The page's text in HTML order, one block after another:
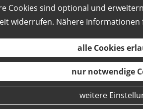
Cookies sind optional und
widerrufen. Nähere
alle Cookies
nur notwendige
weitere